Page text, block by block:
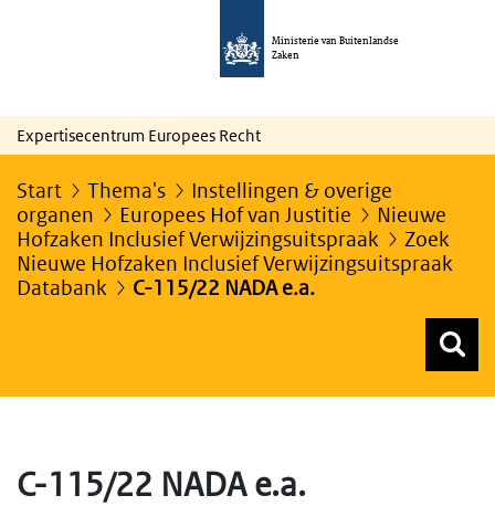
Ministerie van Buitenlandse
Zaken
Expertisecentrum Europees Recht
Start Thema's
Instellingen & overige
organen
Europees Hof van Justitie
Nieuwe
Hofzaken Inclusief Verwijzingsuitspraak
Zoek
Nieuwe Hofzaken Inclusief Verwijzingsuitspraak
Databank
C-115/22 NADA e.a.
C-115/22 NADA e.a.